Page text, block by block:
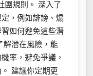
團規則。 深入了
，例如誹謗、煽
如何避免這些潛
解潛在風險，能
率，避免爭議，
建議你定期更